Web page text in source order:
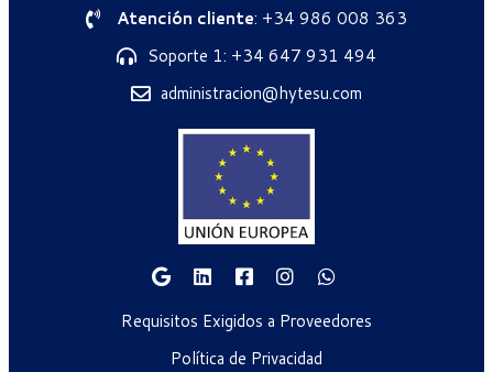
Atención cliente: +34 986 008 363
Soporte 1: +34 647 931 494
administracion@hytesu.com
Requisitos Exigidos a Proveedores
Política de Privacidad